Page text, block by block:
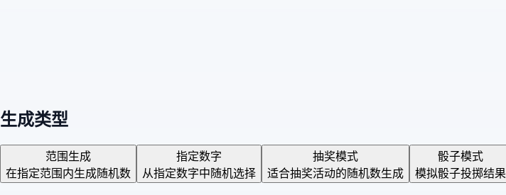
生成类型
范围生成
在指定范围内生成随机数
指定数字
从指定数字中随机选择
抽奖模式
适合抽奖活动的随机数生成
骰子模式
模拟骰子投掷结果